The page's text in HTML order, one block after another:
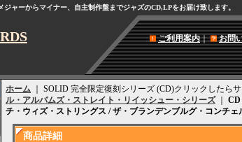
ャーからマイナー、自主制作盤までジャズのCD,LPをお届け致します。
ご利用案内｜ お問
ホーム ｜ SOLID 完全限定復刻シリーズ (CD)クリックしたら
ル・アルバムズ・ストレイト・リイッシュー・シリーズ｜ CD
チ・ウィズ・ストリングス / ザ・ブランデンブルグ・コンチェ
商品詳細